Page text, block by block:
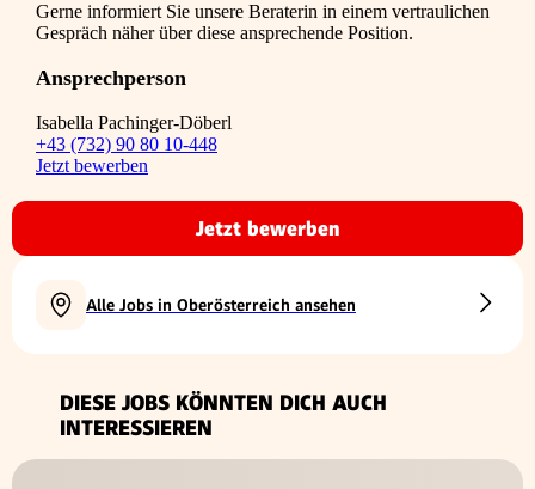
Gerne informiert Sie unsere Beraterin in einem vertraulichen
Gespräch näher über diese ansprechende Position.
Ansprechperson
Isabella Pachinger-Döberl
+43 (732) 90 80 10-448
Jetzt bewerben
Jetzt bewerben
Alle Jobs in Oberösterreich ansehen
DIESE JOBS KÖNNTEN DICH AUCH
INTERESSIEREN